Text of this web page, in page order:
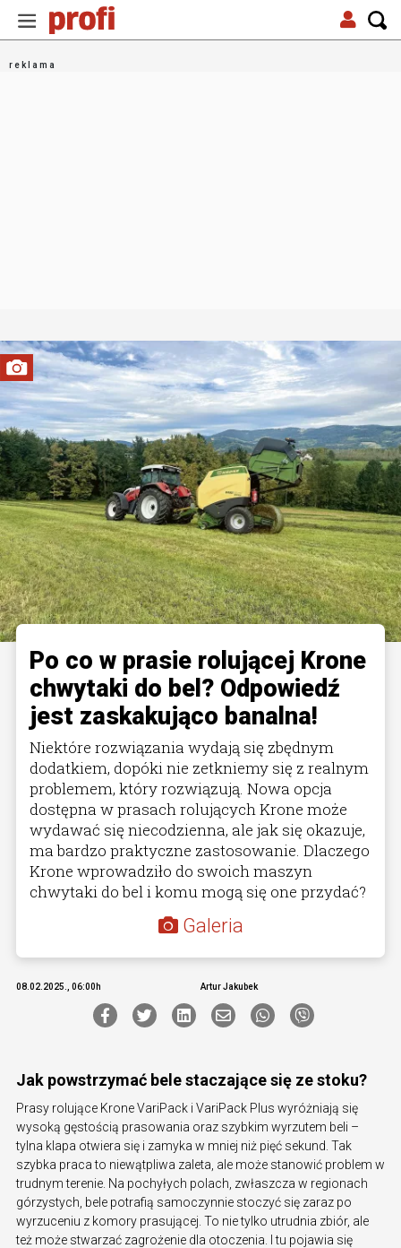
Po co w prasie rolującej Krone
chwytaki do bel? Odpowiedź
jest zaskakująco banalna!
Niektóre rozwiązania wydają się zbędnym
dodatkiem, dopóki nie zetkniemy się z realnym
problemem, który rozwiązują. Nowa opcja
dostępna w prasach rolujących Krone może
wydawać się niecodzienna, ale jak się okazuje,
ma bardzo praktyczne zastosowanie. Dlaczego
Krone wprowadziło do swoich maszyn
chwytaki do bel i komu mogą się one przydać?
Galeria
08.02.2025., 06:00h Artur Jakubek
Jak powstrzymać bele staczające się ze stoku?
Prasy rolujące Krone VariPack i VariPack Plus wyróżniają się
wysoką gęstością prasowania oraz szybkim wyrzutem beli –
tylna klapa otwiera się i zamyka w mniej niż pięć sekund. Tak
szybka praca to niewątpliwa zaleta, ale może stanowić problem w
trudnym terenie. Na pochyłych polach, zwłaszcza w regionach
górzystych, bele potrafią samoczynnie stoczyć się zaraz po
wyrzuceniu z komory prasującej. To nie tylko utrudnia zbiór, ale
też może stwarzać zagrożenie dla otoczenia. I tu pojawia się